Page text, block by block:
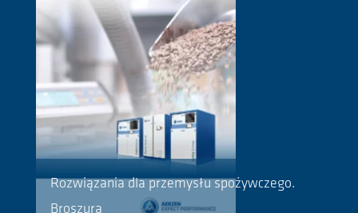
Rozwiązania dla przemysłu spożywczego.
Broszura